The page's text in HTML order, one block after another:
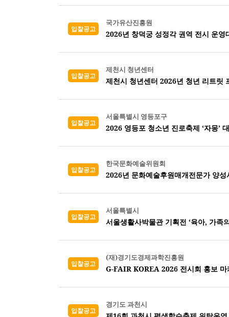
입찰공고
국가유산진흥원
2026년 창덕궁 성정각 권역 전시 운영
입찰공고
제천시 청년센터
제천시 청년센터 2026년 청년 리트릿
입찰공고
서울특별시 영등포구
2026 영등포 청소년 진로축제 ‘자몽’
입찰공고
한국문화예술위원회
2026년 문화예술후원매개전문가 양성
입찰공고
서울특별시
서울생활사박물관 기획전 ‘육아, 가족
입찰공고
(재)경기도경제과학진흥원
G-FAIR KOREA 2026 전시회 홍보 마
입찰공고
경기도 과천시